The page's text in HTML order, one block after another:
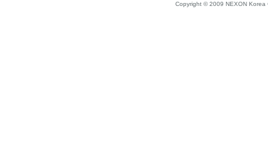
Copyright © 2009 NEXON Korea